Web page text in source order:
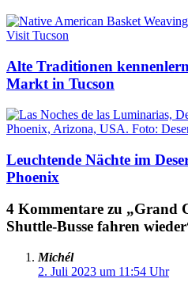
Alte Traditionen
Markt in Tucson
Leuchtende Nächte im
Phoenix
4 Kommentare zu „Grand
Shuttle-Busse fahren
Michél
2. Juli 2023 um 11:54 Uhr